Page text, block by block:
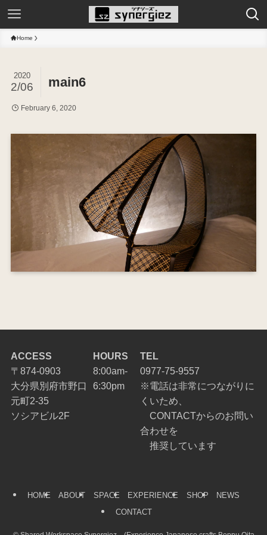
Home
main6
2020
2/06
February 6, 2020
ACCESS
〒874-0903
大分県別府市野口
元町2-35
ソシアビル2F
HOURS
8:00am-
6:30pm
TEL
0977-75-9557
※電話は非常につながりに
くいため、
CONTACTからのお問い
合わせを
推奨しています
HOME ABOUT SPACE EXPERIENCE SHOP
NEWS
CONTACT